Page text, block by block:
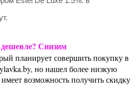
Снизим
планирует совершить покупку в
но нашел более низкую
возможность получить скидку